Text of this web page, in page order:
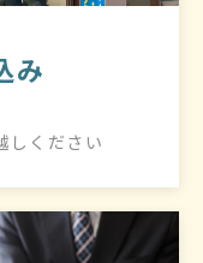
み
しください